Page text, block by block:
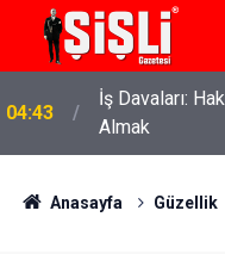
04:43
İş Davaları:
Almak
Anasayfa Güzellik